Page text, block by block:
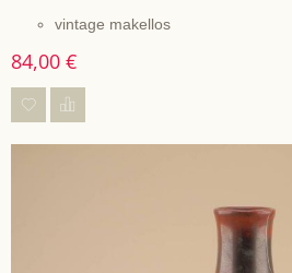
vintage makellos
84,00 €